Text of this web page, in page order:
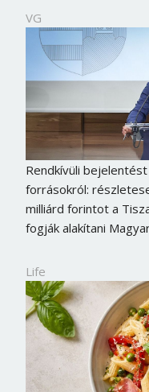
VG
Rendkívüli
forrásokról:
milliárd forintot a
fogják alakítani
Life